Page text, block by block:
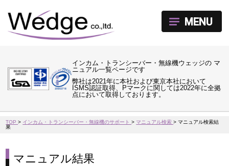
インカム・トランシーバー・無線機ウェッジの マ
ニュアル一覧ページです
弊社は2021年に本社および東京本社において
ISMS認証取得、Pマークに関しては2022年に全拠
点において取得しております。
MENU
TOP> インカム・トランシーバー・無線機のサポート>マニュアル検索>マニュアル検索結
果
マニュアル結果